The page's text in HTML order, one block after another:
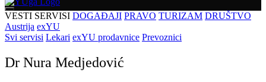
VESTI SERVISI DOGAĐAJI PRAVO TURIZAM DRUŠTVO
Austrija exYU
Svi servisi Lekari exYU prodavnice Prevoznici
Dr Nura Medjedović